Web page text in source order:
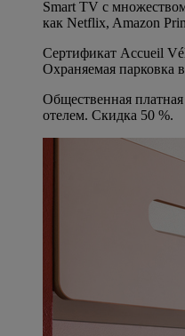
Smart TV с
как Netflix, Amazon
Сертификат Accueil
Охраняемая парковка
Общественная
отелем. Скидка 50 %.